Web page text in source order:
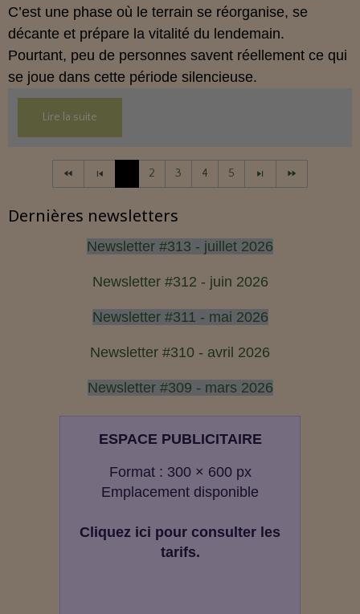
C’est une phase où le terrain se réorganise, se
décante et prépare la vitalité du lendemain.
Pourtant, peu de personnes savent réellement ce qui
se joue dans cette période silencieuse.
Lire la suite
2 3 4 5
Dernières newsletters
Newsletter #313 - juillet 2026
Newsletter #312 - juin 2026
Newsletter #311 - mai 2026
Newsletter #310 - avril 2026
Newsletter #309 - mars 2026
ESPACE PUBLICITAIRE
Format : 300 × 600 px
Emplacement disponible
Cliquez ici pour consulter les
tarifs.